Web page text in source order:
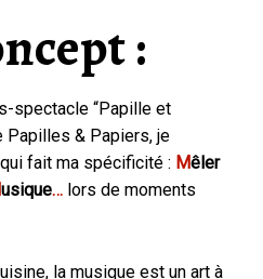
:
spectacle “Papille et
Papilles & Papiers, je
fait ma spécificité : Mêler
usique… lors de moments
la musique est un art à